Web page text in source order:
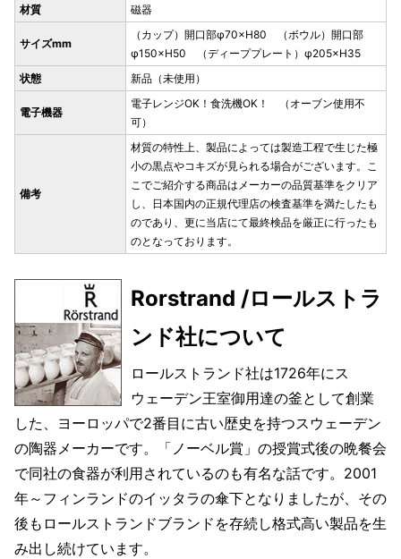
材質 磁器
サイズmm
（カップ）開口部φ70×H80 （ボウル）開口部
φ150×H50 （ディーププレート）φ205×H35
状態
新品（未使用）
電子機器
電子レンジOK！食洗機OK！ （オーブン使用不
可）
備考
材質の特性上、製品によっては製造工程で生じた極
小の黒点やコキズが見られる場合がございます。こ
こでご紹介する商品はメーカーの品質基準をクリア
し、日本国内の正規代理店の検査基準を満たしたも
のであり、更に当店にて最終検品を厳正に行ったも
のとなっております。
Rorstrand /ロールストラ
ンド社について
ロールストランド社は1726年にス
ウェーデン王室御用達の釜として創業
した、ヨーロッパで2番目に古い歴史を持つスウェーデン
の陶器メーカーです。「ノーベル賞」の授賞式後の晩餐会
で同社の食器が利用されているのも有名な話です。2001
年～フィンランドのイッタラの傘下となりましたが、その
後もロールストランドブランドを存続し格式高い製品を生
み出し続けています。